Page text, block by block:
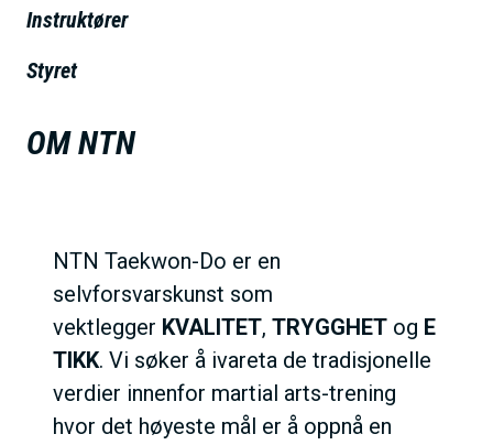
Instruktører
Styret
OM NTN
NTN Taekwon-Do er en
selvforsvarskunst som
vektlegger KVALITET, TRYGGHET og E
TIKK. Vi søker å ivareta de tradisjonelle
verdier innenfor martial arts-trening
hvor det høyeste mål er å oppnå en